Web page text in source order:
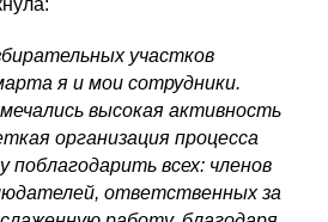
участков
я и мои сотрудники.
высокая активность
организация процесса
поблагодарить всех: членов
ответственных за